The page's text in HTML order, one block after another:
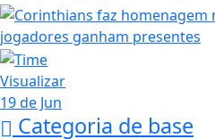
Visualizar
19 de Jun
Categoria de base